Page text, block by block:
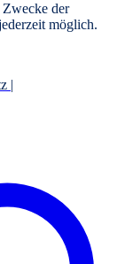
Zwecke der
möglich.
|